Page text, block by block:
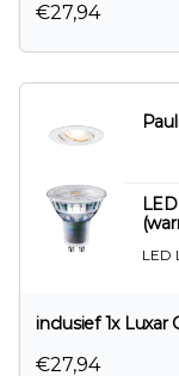
€27,94
LED
inclusief 1x
€27,94